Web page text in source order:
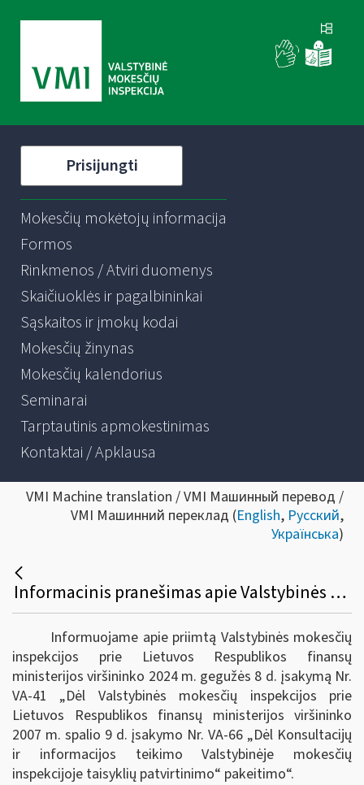
Prisijungti
Mokesčių mokėtojų informacija
Formos
Rinkmenos / Atviri duomenys
Skaičiuoklės ir pagalbininkai
Sąskaitos ir įmokų kodai
Mokesčių žinynas
Mokesčių kalendorius
Seminarai
Tarptautinis apmokestinimas
Kontaktai / Apklausa
VMI Machine translation / VMI Машинный перевод /
VMI Машинний переклад (English, Русский,
Українська)
Informacinis pranešimas apie Valstybinės mokesčių inspekcijos prie Lietuvos Respublikos finansų ministerijos viršininko 2024 m. gegužės 8 d. įsakymą Nr. VA-41 „Dėl Valstybinės mokesčių inspekcijos prie Lietuvos Respublikos finansų ministerijos viršininko 2007 m. spalio 9 d. įsakymo Nr. VA-66 „Dėl Konsultacijų ir informacijos teikimo Valstybinėje mokesčių inspekcijoje taisyklių patvirtinimo“ pakeitimo“
Informuojame apie priimtą Valstybinės mokesčių
inspekcijos prie Lietuvos Respublikos finansų
ministerijos viršininko 2024 m. gegužės 8 d. įsakymą Nr.
VA-41 „Dėl Valstybinės mokesčių inspekcijos prie
Lietuvos Respublikos finansų ministerijos viršininko
2007 m. spalio 9 d. įsakymo Nr. VA-66 „Dėl Konsultacijų
ir informacijos teikimo Valstybinėje mokesčių
inspekcijoje taisyklių patvirtinimo“ pakeitimo“.